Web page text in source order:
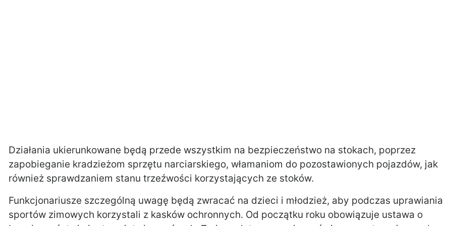
Działania ukierunkowane będą przede wszystkim na bezpieczeństwo na stokach, poprzez
zapobieganie kradzieżom sprzętu narciarskiego, włamaniom do pozostawionych pojazdów, jak
również sprawdzaniem stanu trzeźwości korzystających ze stoków.
Funkcjonariusze szczególną uwagę będą zwracać na dzieci i młodzież, aby podczas uprawiania
sportów zimowych korzystali z kasków ochronnych. Od początku roku obowiązuje ustawa o